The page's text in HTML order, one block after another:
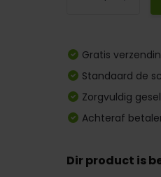
Gratis
Standaard de
Zorgvuldig
Achteraf
Dir product is